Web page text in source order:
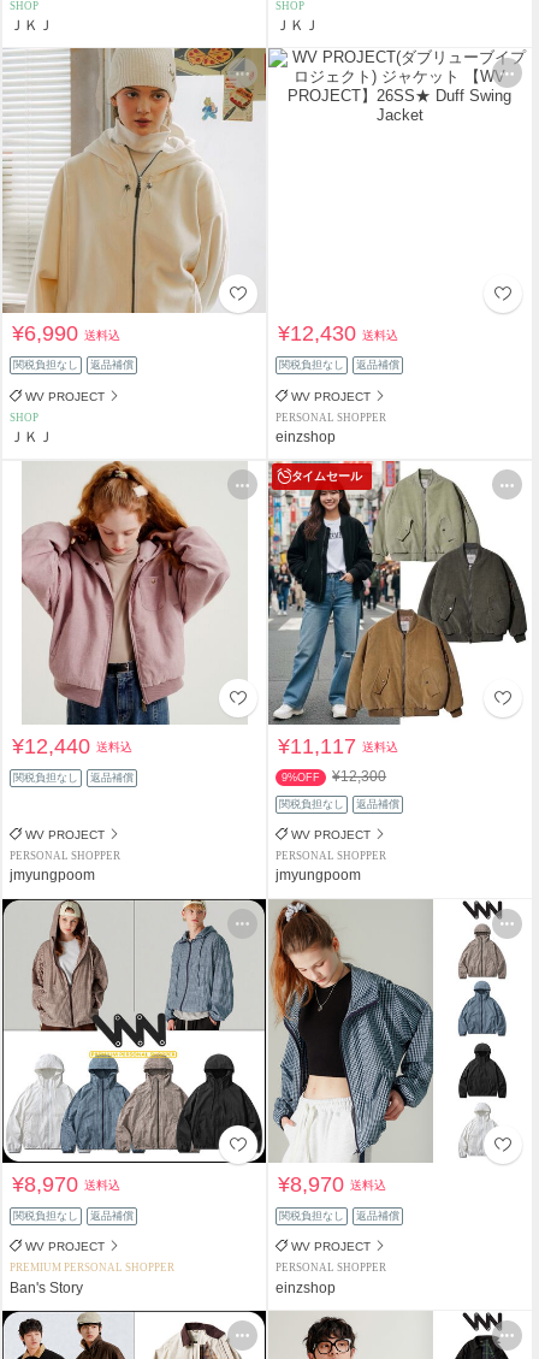
SHOP
ＪＫＪ
SHOP
ＪＫＪ
¥6,990送料込
関税負担なし 返品補償
WV PROJECT
SHOP
ＪＫＪ
¥12,430送料込
関税負担なし 返品補償
WV PROJECT
PERSONAL SHOPPER
einzshop
¥12,440送料込
関税負担なし 返品補償
WV PROJECT
PERSONAL SHOPPER
jmyungpoom
タイムセール
¥11,117送料込
9%OFF ¥12,300
関税負担なし 返品補償
WV PROJECT
PERSONAL SHOPPER
jmyungpoom
¥8,970送料込
関税負担なし 返品補償
WV PROJECT
PREMIUM PERSONAL SHOPPER
Ban's Story
¥8,970送料込
関税負担なし 返品補償
WV PROJECT
PERSONAL SHOPPER
einzshop